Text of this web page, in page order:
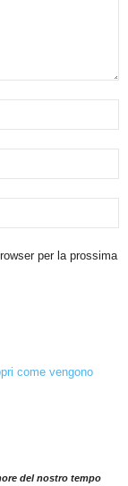
per la prossima
come vengono
del nostro tempo